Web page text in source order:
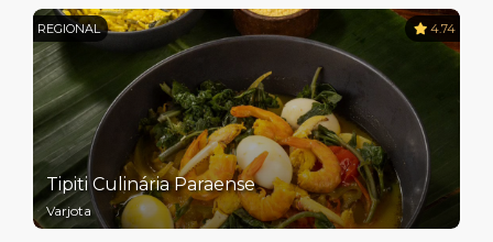
REGIONAL 4.74
Tipiti Culinária Paraense
Varjota